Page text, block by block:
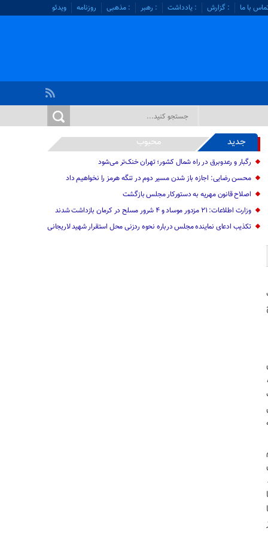
با ما : گزارش : یادداشت : رهبر : مذهبی روزنامه ویدئو
جدید محبوب
رگبار و رعدوبرق در راه شمال کشور؛ تهران خنک‌تر می‌شود
محسن رضایی: اجازه باز شدن مسیر دوم در تنگه هرمز را نخواهیم داد
اصلاح قانون مهریه به دستورکار مجلس بازگشت
وزارت اطلاعات: ۲۱ مزدور موساد و ۴ شرور مسلح در کرمان بازداشت شدند
تکذیب ادعای نماینده مجلس درباره نحوه ردزنی محل استقرار شهید لاریجانی